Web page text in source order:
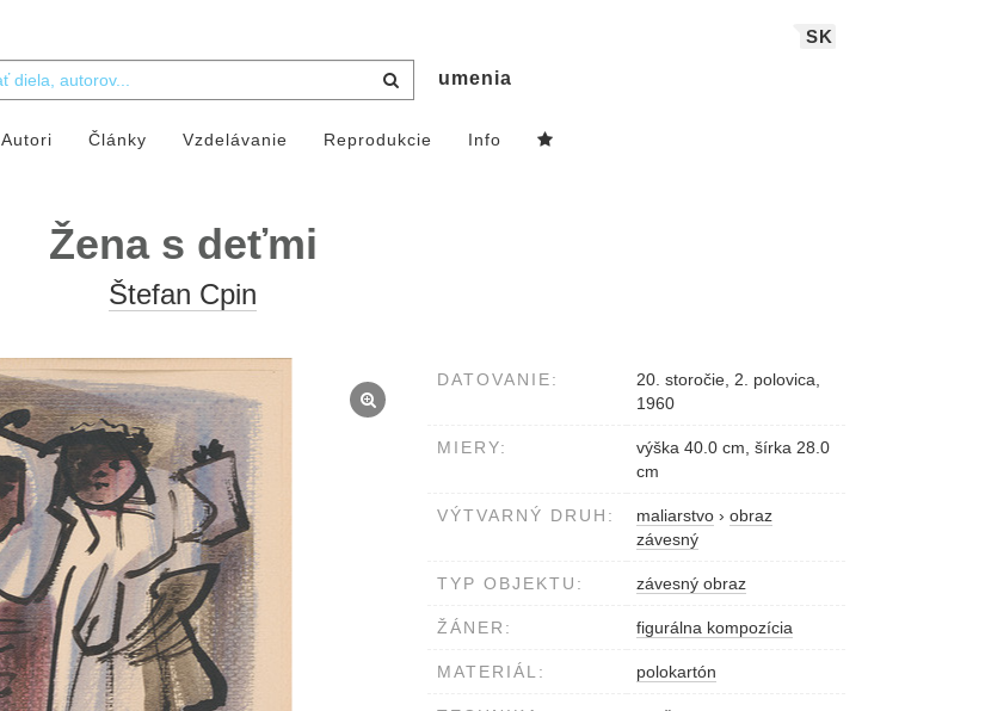
SK
umenia
Autori Články Vzdelávanie Reprodukcie Info
Žena s deťmi
Štefan Cpin
DATOVANIE:
20. storočie, 2. polovica,
1960
MIERY:
výška 40.0 cm, šírka 28.0
cm
VÝTVARNÝ DRUH: maliarstvo › obraz
závesný
TYP OBJEKTU: závesný obraz
ŽÁNER: figurálna kompozícia
MATERIÁL: polokartón